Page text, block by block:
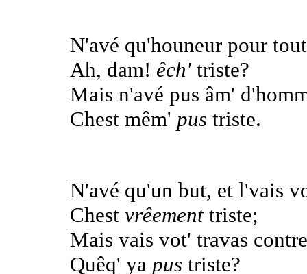
N'avé qu'houneur pour
Ah, dam! êch' triste?
Mais n'avé pus âm'
Chest mêm' pus triste.
N'avé qu'un but, et l'vais
Chest vrêementtriste;
Mais vais vot' travas
Quêq' ya pus triste?